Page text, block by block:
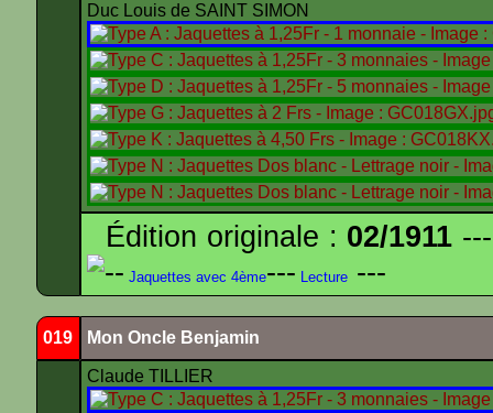
Duc Louis de SAINT SIMON
Édition originale : 02/1911
-- Jaquettes avec 4ème--- Lecture ---
019 Mon Oncle Benjamin
Claude TILLIER